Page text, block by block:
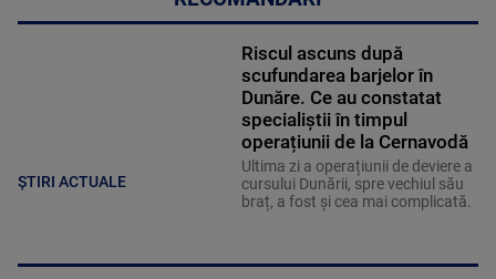
ȘTIRI ACTUALE
Riscul ascuns după
scufundarea barjelor în
Dunăre. Ce au constatat
specialiștii în timpul
operațiunii de la Cernavodă
Ultima zi a operațiunii de deviere a
cursului Dunării, spre vechiul său
braț, a fost și cea mai complicată.